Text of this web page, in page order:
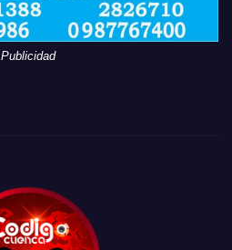
Publicidad